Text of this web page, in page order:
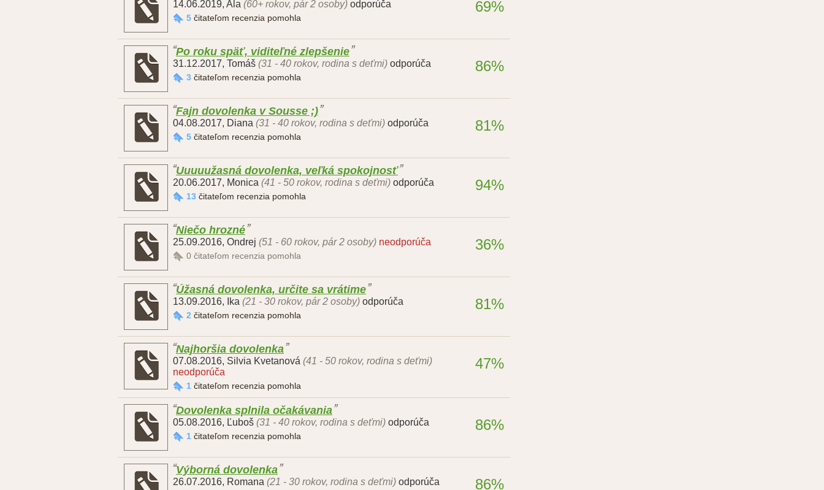
14.06.2019, Ala (60+ rokov, pár 2 osoby) odporúča
5 čitateľom recenzia pomohla
69%
Po roku späť, viditeľné zlepšenie
31.12.2017, Tomáš (31 - 40 rokov, rodina s deťmi) odporúča
3 čitateľom recenzia pomohla
86%
Fajn dovolenka v Sousse ;)
04.08.2017, Diana (31 - 40 rokov, rodina s deťmi) odporúča
5 čitateľom recenzia pomohla
81%
Uuuuužasná dovolenka, veľká spokojnosť
20.06.2017, Monica (41 - 50 rokov, rodina s deťmi) odporúča
13 čitateľom recenzia pomohla
94%
Niečo hrozné
25.09.2016, Ondrej (51 - 60 rokov, pár 2 osoby) neodporúča
0 čitateľom recenzia pomohla
36%
Úžasná dovolenka, určite sa vrátime
13.09.2016, Ika (21 - 30 rokov, pár 2 osoby) odporúča
2 čitateľom recenzia pomohla
81%
Najhoršia dovolenka
07.08.2016, Silvia Kvetanová (41 - 50 rokov, rodina s deťmi)
neodporúča
1 čitateľom recenzia pomohla
47%
Dovolenka splnila očakávania
05.08.2016, Ľuboš (31 - 40 rokov, rodina s deťmi) odporúča
1 čitateľom recenzia pomohla
86%
Výborná dovolenka
26.07.2016, Romana (21 - 30 rokov, rodina s deťmi) odporúča 86%